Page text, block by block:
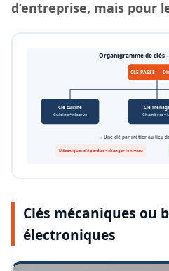
d’entreprise, mais pour
Organigramme de clés
CLÉ PASSE —
Clé cuisine
Cuisine + réserve
Clé
Chambres +
→ Une clé par métier au lieu
Mécanique : clé perdue = changer le niveau
Clés mécaniques ou
électroniques